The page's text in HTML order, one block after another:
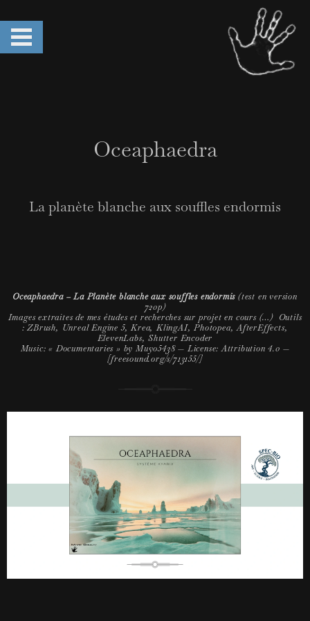
Oceaphaedra
La planète blanche aux souffles endormis
Oceaphaedra – La Planète blanche aux souffles endormis (test en version
720p)
Images extraites de mes études et recherches sur projet en cours (…) Outils
: ZBrush, Unreal Engine 5, Krea, KlingAI, Photopea, AfterEffects,
ElevenLabs, Shutter Encoder
Music: « Documentaries » by Muyo5438 — License: Attribution 4.0 —
[freesound.org/s/713155/]